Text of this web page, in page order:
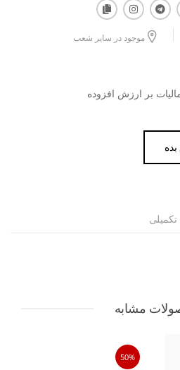
موجود در سایر شعب
با احتساب 10 % مالیات بر ارزش افزوده
تکمیلی
مشابه
50%